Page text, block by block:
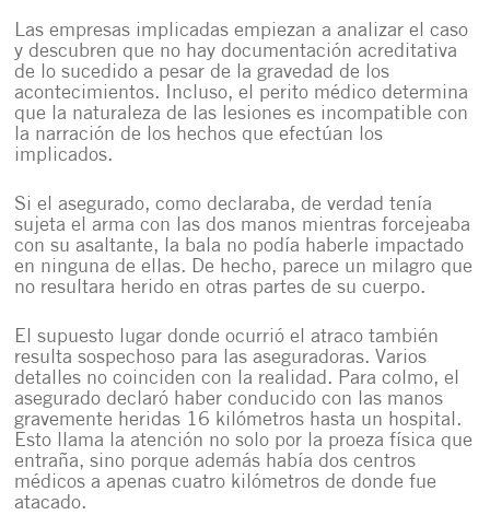
Las empresas implicadas empiezan a analizar el caso
y descubren que no hay documentación acreditativa
de lo sucedido a pesar de la gravedad de los
acontecimientos. Incluso, el perito médico determina
que la naturaleza de las lesiones es incompatible con
la narración de los hechos que efectúan los
implicados.
Si el asegurado, como declaraba, de verdad tenía
sujeta el arma con las dos manos mientras forcejeaba
con su asaltante, la bala no podía haberle impactado
en ninguna de ellas. De hecho, parece un milagro que
no resultara herido en otras partes de su cuerpo.
El supuesto lugar donde ocurrió el atraco también
resulta sospechoso para las aseguradoras. Varios
detalles no coinciden con la realidad. Para colmo, el
asegurado declaró haber conducido con las manos
gravemente heridas 16 kilómetros hasta un hospital.
Esto llama la atención no solo por la proeza física que
entraña, sino porque además había dos centros
médicos a apenas cuatro kilómetros de donde fue
atacado.